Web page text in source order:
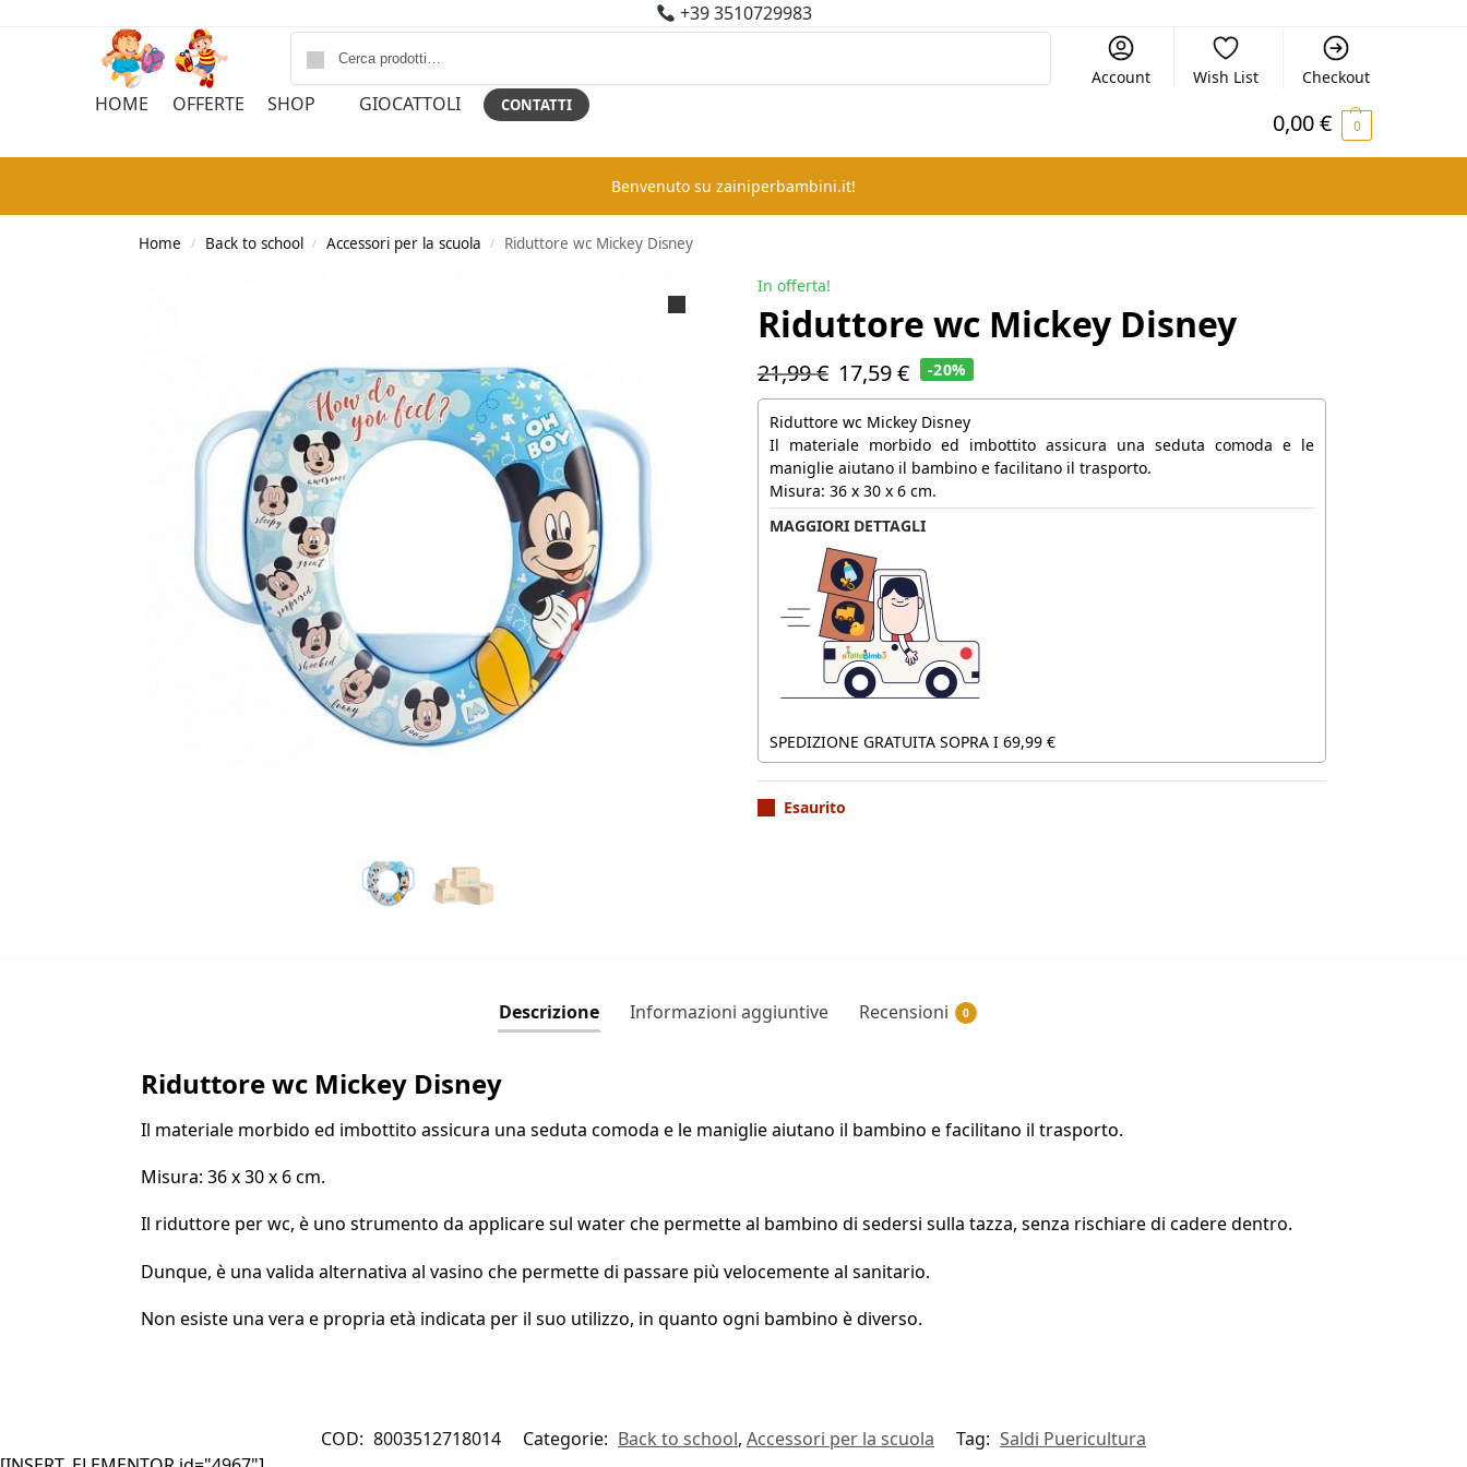
+39 3510729983
Account Wish List Checkout
HOME OFFERTE SHOP GIOCATTOLI CONTATTI
0,00€ 0
Benvenuto su zainiperbambini.it!
Home / Back to school / Accessori per la scuola / Riduttore wc Mickey Disney
In offerta!
Riduttore wc Mickey Disney
21,99€ 17,59€ -20%
Riduttore wc Mickey Disney
Il materiale morbido ed imbottito assicura una seduta comoda e le
maniglie aiutano il bambino e facilitano il trasporto.
Misura: 36 x 30 x 6 cm.
MAGGIORI DETTAGLI
SPEDIZIONE GRATUITA SOPRA I 69,99 €
Esaurito
Descrizione Informazioni aggiuntive Recensioni 0
Riduttore wc Mickey Disney
Il materiale morbido ed imbottito assicura una seduta comoda e le maniglie aiutano il bambino e facilitano il trasporto.
Misura: 36 x 30 x 6 cm.
Il riduttore per wc, è uno strumento da applicare sul water che permette al bambino di sedersi sulla tazza, senza rischiare di cadere dentro.
Dunque, è una valida alternativa al vasino che permette di passare più velocemente al sanitario.
Non esiste una vera e propria età indicata per il suo utilizzo, in quanto ogni bambino è diverso.
COD: 8003512718014 Categorie: Back to school, Accessori per la scuola Tag: Saldi Puericultura